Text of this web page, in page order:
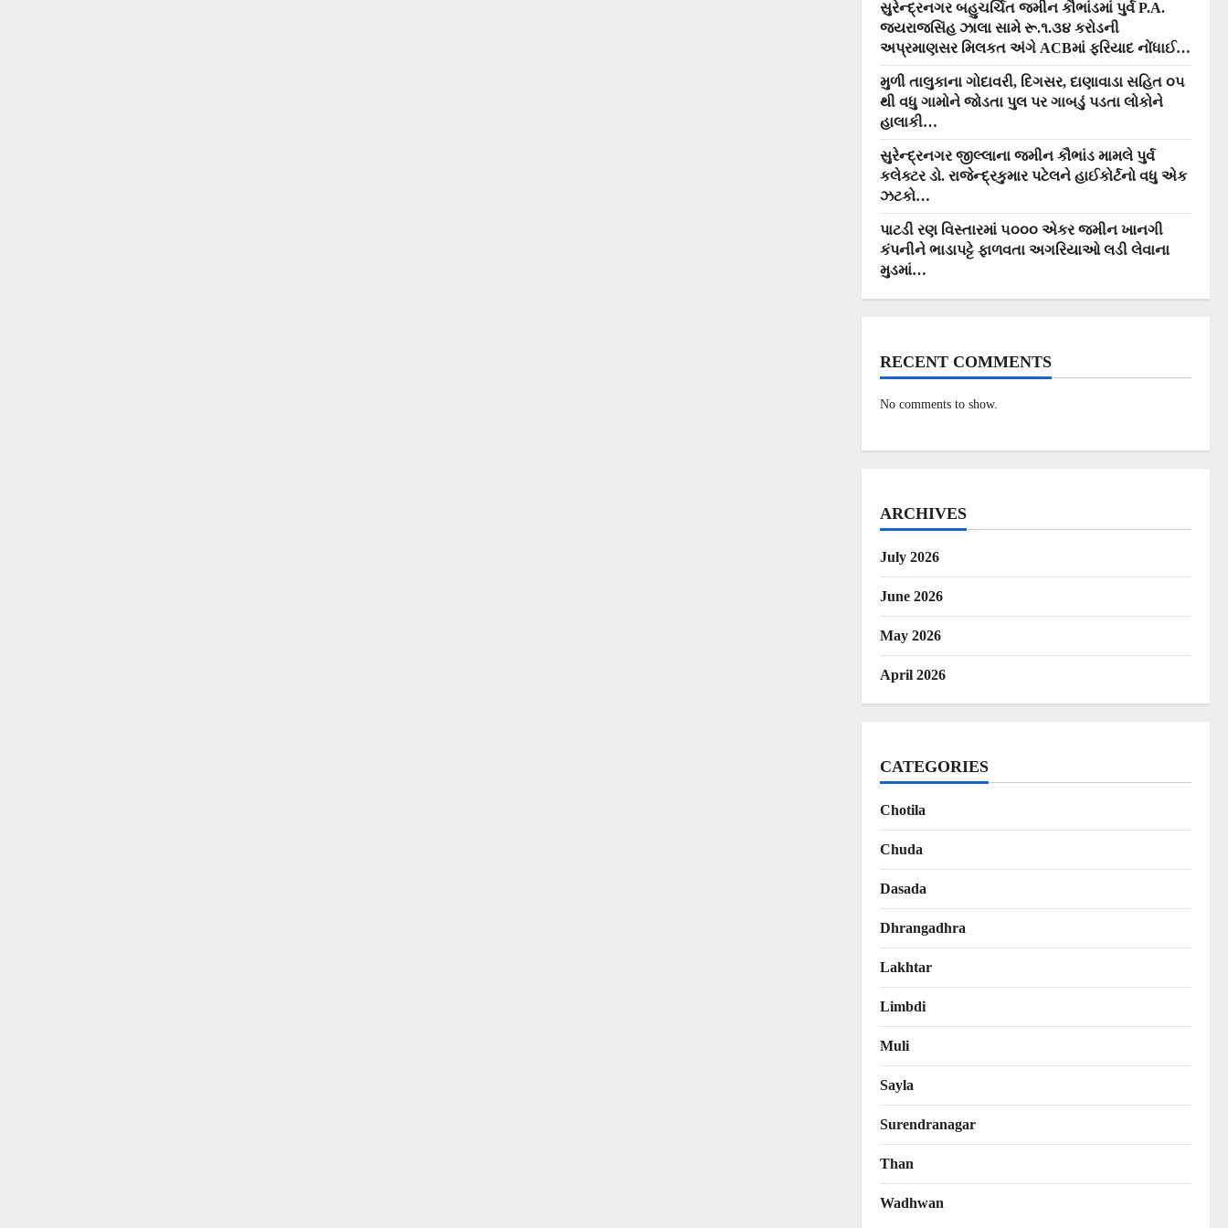
સુરેન્દ્રનગર બહુચર્ચિત જમીન કૌભાંડમાં પુર્વ P.A.
જયરાજસિંહ ઝાલા સામે રૂ.૧.૩૪ કરોડની
અપ્રમાણસર મિલકત અંગે ACBમાં ફરિયાદ નોંધાઈ…
મુળી તાલુકાના ગોદાવરી, દિગસર, દાણાવાડા સહિત ૦૫
થી વધુ ગામોને જોડતા પુલ પર ગાબડું પડતા લોકોને
હાલાકી…
સુરેન્દ્રનગર જીલ્લાના જમીન કૌભાંડ મામલે પુર્વ
કલેક્ટર ડો. રાજેન્દ્રકુમાર પટેલને હાઈકોર્ટનો વધુ એક
ઝટકો…
પાટડી રણ વિસ્તારમાં ૫૦૦૦ એકર જમીન ખાનગી
કંપનીને ભાડાપટ્ટે ફાળવતા અગરિયાઓ લડી લેવાના
મુડમાં…
RECENT COMMENTS
No comments to show.
ARCHIVES
July 2026
June 2026
May 2026
April 2026
CATEGORIES
Chotila
Chuda
Dasada
Dhrangadhra
Lakhtar
Limbdi
Muli
Sayla
Surendranagar
Than
Wadhwan